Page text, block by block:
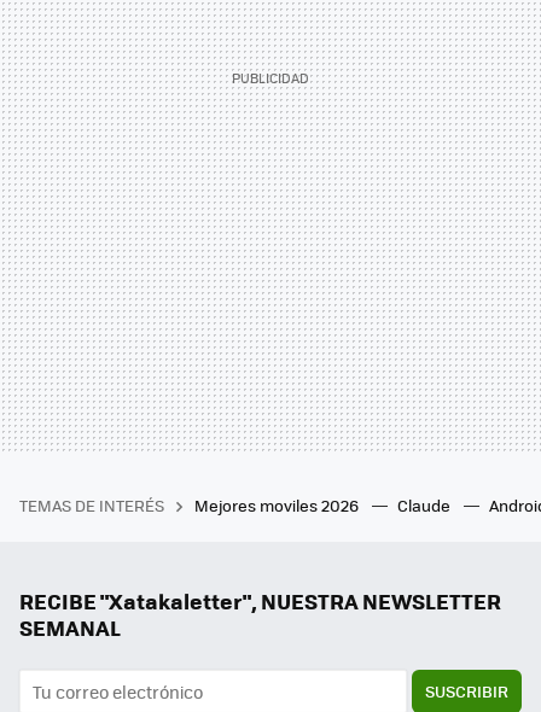
TEMAS DE INTERÉS Mejores moviles 2026 Claude
RECIBE "Xatakaletter", NUESTRA NEWSLETTER
SEMANAL
SUSCRIBIR